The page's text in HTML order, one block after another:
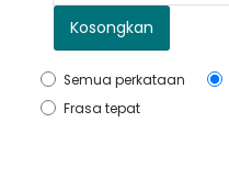
Kosongkan
Semua perkataan
Frasa tepat